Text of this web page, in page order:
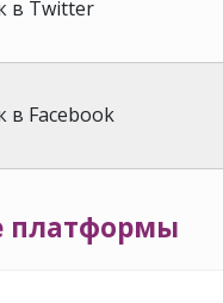
в Twitter
в Facebook
платформы